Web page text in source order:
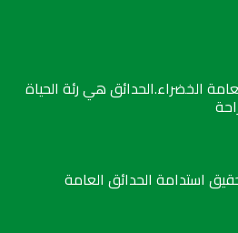
الخضراء.الحدائق هي رئة الحياة
استدامة الحدائق العامة